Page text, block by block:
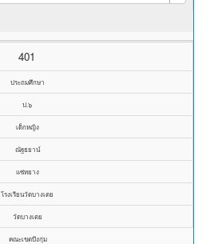
401
ประถมศึกษา
ป.๖
เด็กหญิง
ณัฐธยาน์
แซ่หยาง
โรงเรียนวัดบางเตย
วัดบางเตย
คณะเขตบึงกุ่ม